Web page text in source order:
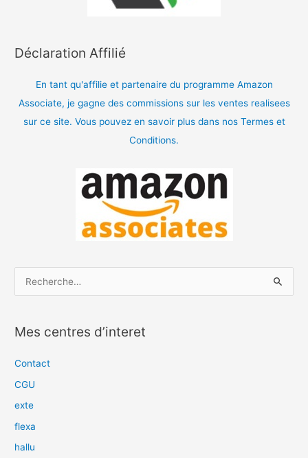
Déclaration Affilié
En tant qu'affilie et partenaire du programme Amazon
Associate, je gagne des commissions sur les ventes realisees
sur ce site. Vous pouvez en savoir plus dans nos Termes et
Conditions.
h
e
e
r
Mes centres d’interet
Contact
CGU
exte
flexa
hallu